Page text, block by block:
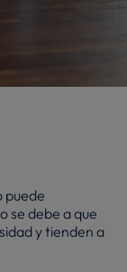
puede
se debe a que
y tienden a